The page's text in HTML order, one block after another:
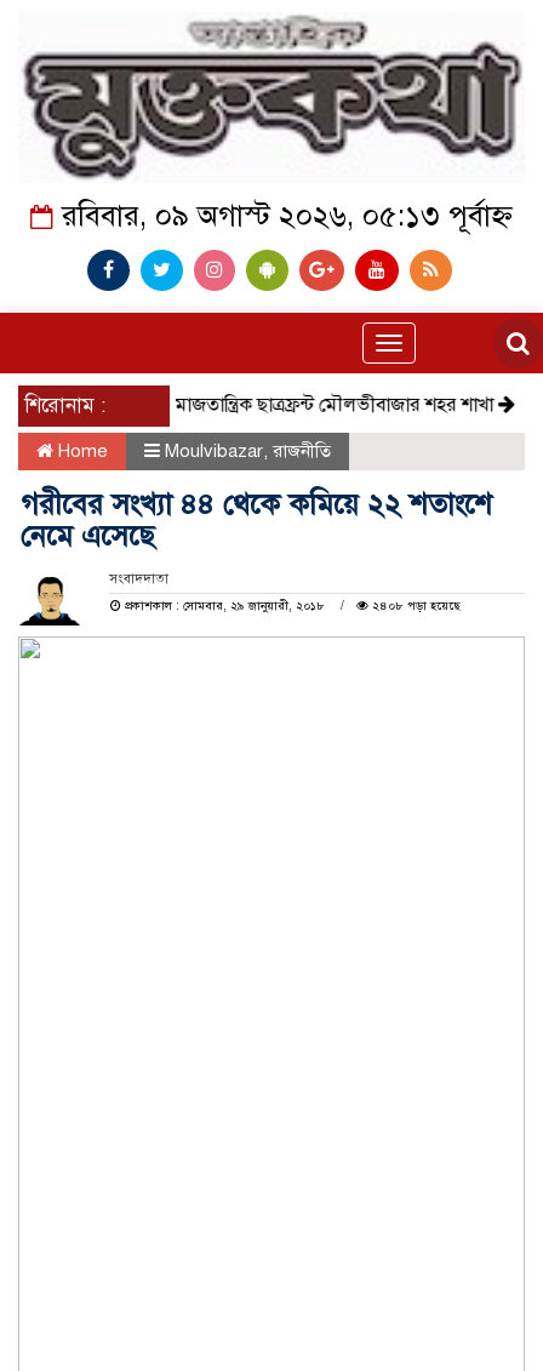
রবিবার, ০৯ অগাস্ট ২০২৬, ০৫:১৩ পূর্বাহ্ন
Toggle
navigation
শিরোনাম : সমাজতান্ত্রিক ছাত্রফ্রন্ট মৌলভীবাজার শহর শাখা কেমন
Home Moulvibazar, রাজনীতি
গরীবের সংখ্যা ৪৪ থেকে কমিয়ে ২২ শতাংশে
নেমে এসেছে
সংবাদদাতা
প্রকাশকাল : সোমবার, ২৯ জানুয়ারী, ২০১৮
২৪০৮ পড়া হয়েছে